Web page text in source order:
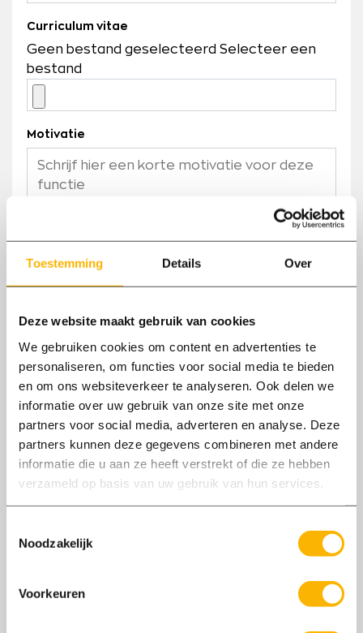
Toestemming Details Over
Deze website maakt gebruik van cookies
We gebruiken cookies om content en advertenties te
personaliseren, om functies voor social media te bieden
en om ons websiteverkeer te analyseren. Ook delen we
informatie over uw gebruik van onze site met onze
partners voor social media, adverteren en analyse. Deze
partners kunnen deze gegevens combineren met andere
informatie die u aan ze heeft verstrekt of die ze hebben
verzameld op basis van uw gebruik van hun services.
Noodzakelijk
Voorkeuren
Curriculum vitae
Geen bestand geselecteerd Selecteer een
bestand
Motivatie
Wij gaan zorgvuldig om met je
persoonsgegevens. Bij het aanmaken van een
account ga je akkoord met onze
privacystatement.
verwerkt ten behoeve van mijn sollicitatie.